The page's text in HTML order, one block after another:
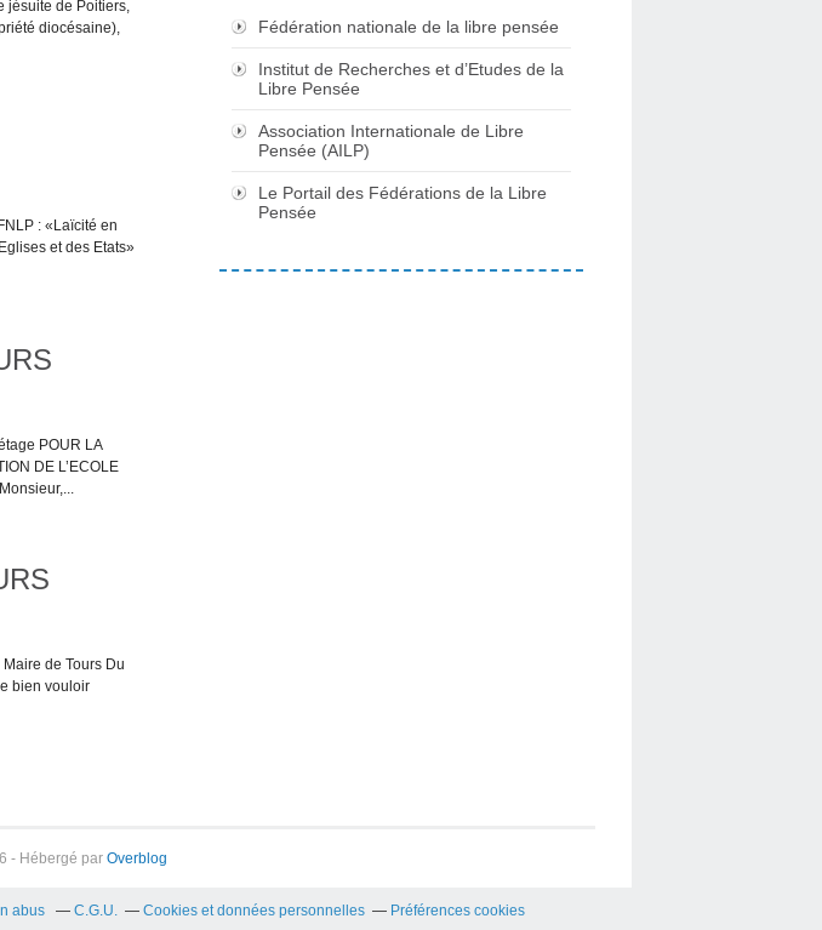
jésuite de Poitiers,
diocésaine),
: «Laïcité en
et des Etats»
POUR LA
DE L’ECOLE
de Tours Du
bien vouloir
Fédération nationale de la libre pensée
Institut de Recherches et d’Etudes de la
Libre Pensée
Association Internationale de Libre
Pensée (AILP)
Le Portail des Fédérations de la Libre
Pensée
- Hébergé par Overblog
abus C.G.U. Cookies et données personnelles Préférences cookies